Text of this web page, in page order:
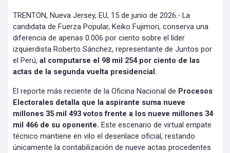
TRENTON, Nueva Jersey, EU, 15 de junio de 2026.- La
candidata de Fuerza Popular, Keiko Fujimori, conserva una
diferencia de apenas 0.006 por ciento sobre el líder
izquierdista Roberto Sánchez, representante de Juntos por
el Perú, al computarse el 98 mil 254 por ciento de las
actas de la segunda vuelta presidencial.
El reporte más reciente de la Oficina Nacional de Procesos
Electorales detalla que la aspirante suma nueve
millones 35 mil 493 votos frente a los nueve millones 34
mil 466 de su oponente. Este escenario de virtual empate
técnico mantiene en vilo el desenlace oficial, restando
únicamente la contabilización de nueve actas procedentes